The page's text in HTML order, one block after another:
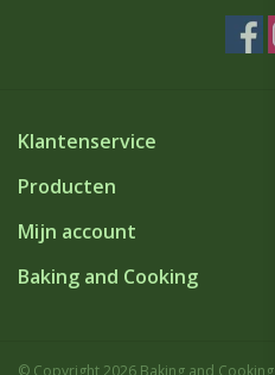
Klantenservice
Producten
Mijn account
Baking and Cooking
© Copyright 2026 Baking and Cooking